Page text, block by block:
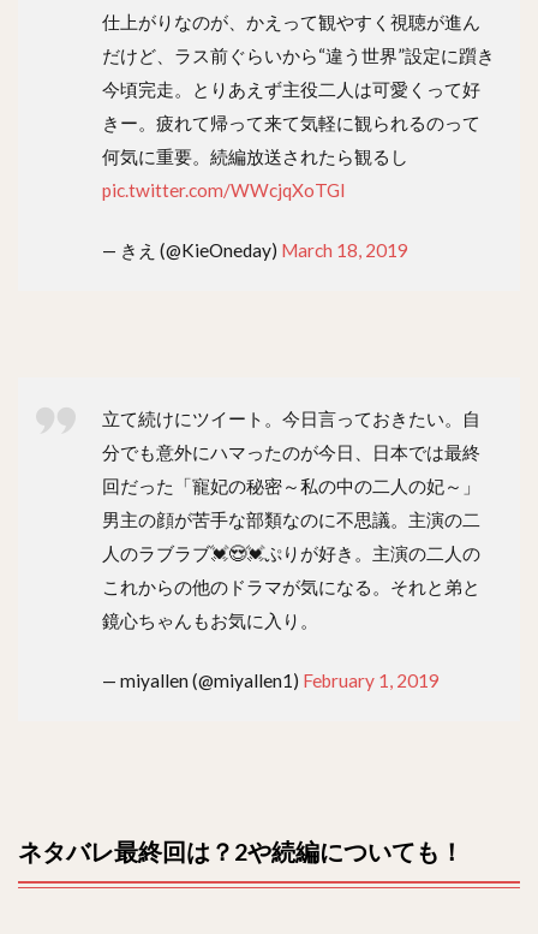
仕上がりなのが、かえって観やすく視聴が進ん
だけど、ラス前ぐらいから“違う世界”設定に躓き
今頃完走。とりあえず主役二人は可愛くって好
きー。疲れて帰って来て気軽に観られるのって
何気に重要。続編放送されたら観るし
pic.twitter.com/WWcjqXoTGI
— きえ (@KieOneday) March 18, 2019
立て続けにツイート。今日言っておきたい。自
分でも意外にハマったのが今日、日本では最終
回だった「寵妃の秘密～私の中の二人の妃～」
男主の顔が苦手な部類なのに不思議。主演の二
人のラブラブ💓😍💓ぷりが好き。主演の二人の
これからの他のドラマが気になる。それと弟と
鏡心ちゃんもお気に入り。
— miyallen (@miyallen1) February 1, 2019
ネタバレ最終回は？2や続編についても！